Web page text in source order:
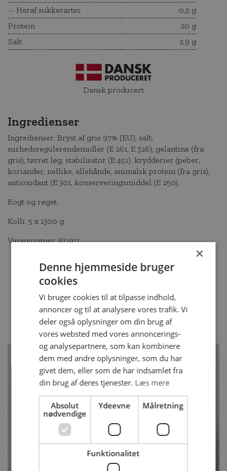
-- Heraf sukkerarter
0,5 g
Protein
20 g
Salt
2,9 g
Dansk producert
Ingredienser
Ingredienser: Bryst af gris 97% (EU), salt,
surhedsregulerendemidler (E 261, E 326), gelantine (fra
gris), tørret løg, stabilisator (E 451), krydderier (peber,
koriander, nellike, allehånde, animalsk protein (fra gris),
antioxidant (E 301, konserveringsmiddel (E 250).
Kogt og røget.
Kolli: 5 x 1300 g
Varenummer: 911911
RELATEREDE
OPSKRIFTER
×
Denne hjemmeside bruger
cookies
Vi bruger cookies til at tilpasse indhold,
annoncer og til at analysere vores trafik. Vi
deler også oplysninger om din brug af
vores websted med vores annoncerings-
og analysepartnere, som kan kombinere
dem med andre oplysninger, som du har
givet dem, eller som de har indsamlet fra
din brug af deres tjenester. Læs mere
Absolut
nødvendige
Ydeevne Målretning
Funktionalitet